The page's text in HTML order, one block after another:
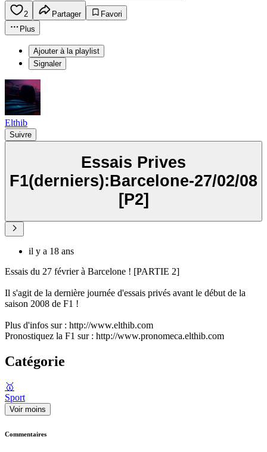
2 Partager
Favori
Plus
Ajouter à la playlist
Signaler
Elthib
Suivre
Essais Prives
F1(derniers):Barcelone-27/02/08
[P2]
il y a 18 ans
Essais du 27 février à Barcelone ! [PARTIE 2]
Il s'agit de la dernière journée d'essais privés avant le début de la
saison 2008 de F1 !
Plus d'infos sur : http://www.elthib.com
Pronostiquez la F1 sur : http://www.pronomeca.elthib.com
Catégorie
🥇
Sport
Voir moins
Commentaires